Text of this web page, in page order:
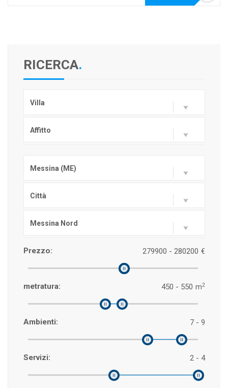
RICERCA.
Villa
Affitto
Messina (ME)
Città
Messina Nord
Prezzo: €
279900 - 280200
metratura: m2
450 - 550
Ambienti: 7 - 9
Servizi: 2 - 4